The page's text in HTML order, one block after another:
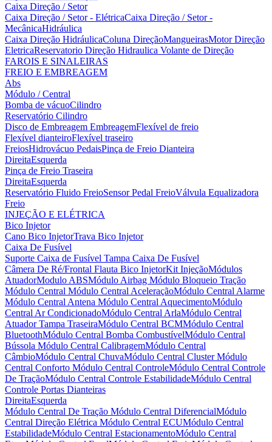
Caixa Direção / Setor
Caixa Direção / Setor - ElétricaCaixa Direção / Setor -
MecânicaHidráulica
Caixa Direção HidráulicaColuna DireçãoMangueirasMotor Direção
EletricaReservatorio Direção Hidraulica Volante de Direção
FAROIS E SINALEIRAS
FREIO E EMBREAGEM
Abs
Módulo / Central
Bomba de vácuoCilindro
Reservatório Cilindro
Disco de Embreagem EmbreagemFlexível de freio
Flexível dianteiroFlexível traseiro
FreiosHidrovácuo PedaisPinça de Freio Dianteira
DireitaEsquerda
Pinça de Freio Traseira
DireitaEsquerda
Reservatório Fluido FreioSensor Pedal FreioVálvula Equalizadora
Freio
INJEÇÃO E ELÉTRICA
Bico Injetor
Cano Bico InjetorTrava Bico Injetor
Caixa De Fusível
Suporte Caixa de Fusível Tampa Caixa De Fusível
Câmera De Ré/Frontal Flauta Bico InjetorKit InjeçãoMódulos
AtuadorModulo ABSMódulo Airbag Módulo Bloqueio Tração
Módulo Central Módulo Central AceleraçãoMódulo Central Alarme
Módulo Central Antena Módulo Central AquecimentoMódulo
Central Ar CondicionadoMódulo Central ArlaMódulo Central
Atuador Tampa TraseiraMódulo Central BCMMódulo Central
BluetoothMódulo Central Bomba CombustívelMódulo Central
Bússola Módulo Central CalibragemMódulo Central
CâmbioMódulo Central ChuvaMódulo Central ClusterMódulo
Central Conforto Módulo Central ControleMódulo Central Controle
De TraçãoMódulo Central Controle EstabilidadeMódulo Central
Controle Portas Dianteiras
DireitaEsquerda
Módulo Central De Tração Módulo Central DiferencialMódulo
Central Direção Elétrica Módulo Central ECUMódulo Central
EstabilidadeMódulo Central EstacionamentoMódulo Central